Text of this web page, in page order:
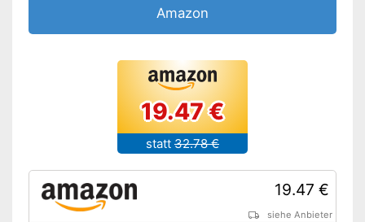
Amazon
19.47 €
statt 32.78 €
19.47 €
siehe Anbieter